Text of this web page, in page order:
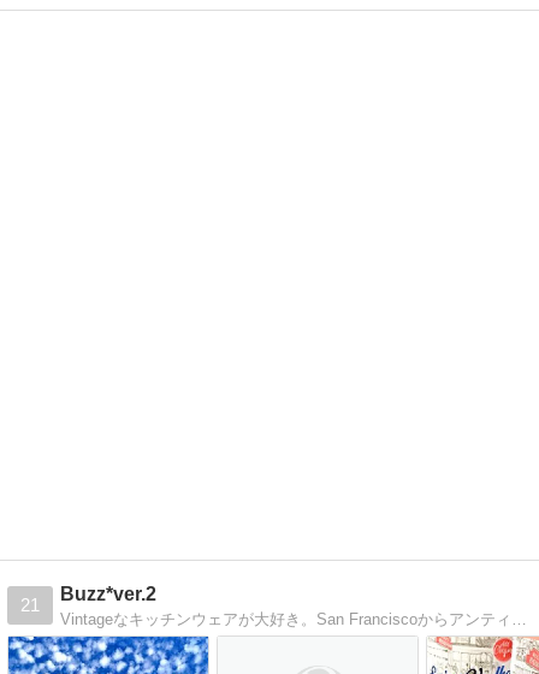
21
Buzz*ver.2
Vintageなキッチンウェアが大好き。San Franciscoからアンティーキングレポートをお届けしています